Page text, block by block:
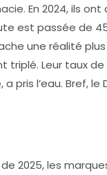
En 2024, ils
est passée de
une réalité plus
triplé. Leur taux
pris l’eau. Bref, le
2025, les